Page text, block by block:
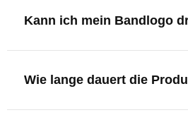
ergonomisch, sicher und gut
Kann ich mein Bandlogo
deine Bühne, deine Marke.
Wie lange dauert die